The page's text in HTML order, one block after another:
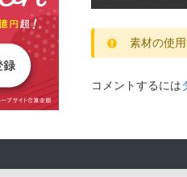
素材の使
コメントするには